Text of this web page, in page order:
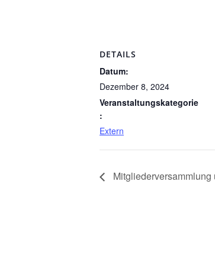
DETAILS
Datum:
Dezember 8, 2024
Veranstaltungskategorie
:
Extern
Mitgliederversammlung